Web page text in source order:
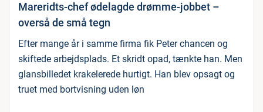
Mareridts-chef ødelagde drømme-jobbet –
overså de små tegn
Efter mange år i samme firma fik Peter chancen og
skiftede arbejdsplads. Et skridt opad, tænkte han. Men
glansbilledet krakelerede hurtigt. Han blev opsagt og
truet med bortvisning uden løn